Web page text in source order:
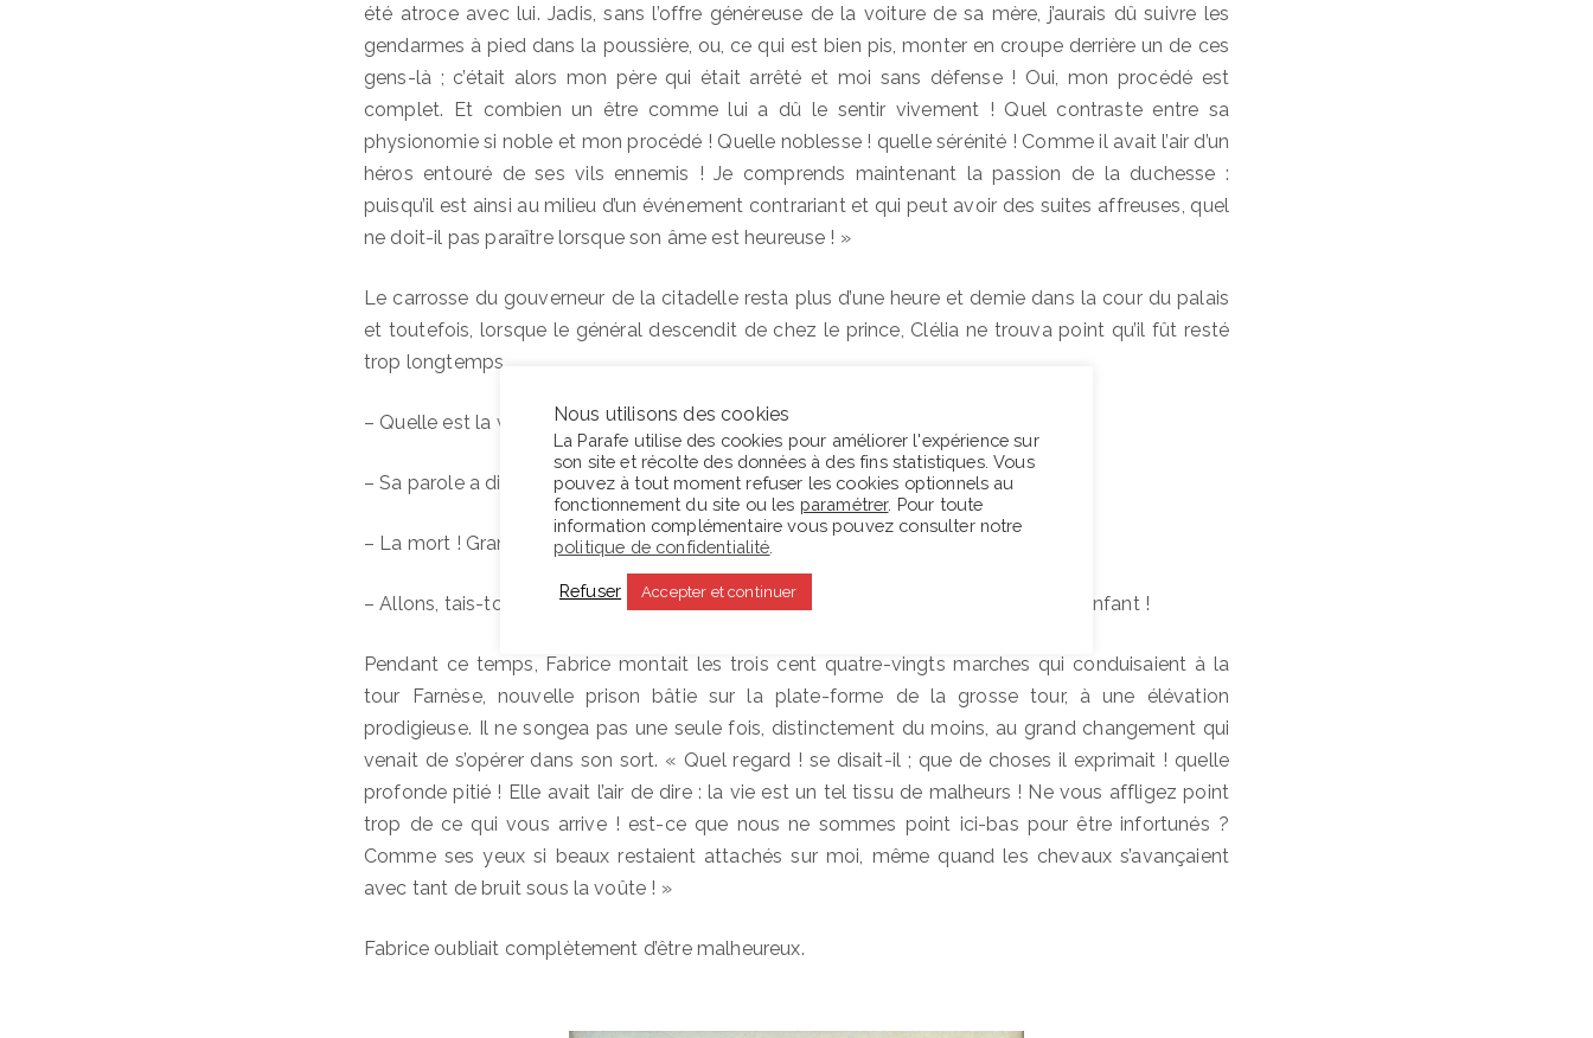
été atroce avec lui. Jadis, sans l’offre généreuse de la voiture de sa mère, j’aurais dû suivre les
gendarmes à pied dans la poussière, ou, ce qui est bien pis, monter en croupe derrière un de ces
gens-là ; c’était alors mon père qui était arrêté et moi sans défense ! Oui, mon procédé est
complet. Et combien un être comme lui a dû le sentir vivement ! Quel contraste entre sa
physionomie si noble et mon procédé ! Quelle noblesse ! quelle sérénité ! Comme il avait l’air d’un
héros entouré de ses vils ennemis ! Je comprends maintenant la passion de la duchesse :
puisqu’il est ainsi au milieu d’un événement contrariant et qui peut avoir des suites affreuses, quel
ne doit-il pas paraître lorsque son âme est heureuse ! »
Le carrosse du gouverneur de la citadelle resta plus d’une heure et demie dans la cour du palais
et toutefois, lorsque le général descendit de chez le prince, Clélia ne trouva point qu’il fût resté
trop longtemps.
– Quelle est la volonté de Son Altesse ? demanda Clélia.
– Sa parole a dit : la prison ! et son regard : la mort !
– La mort ! Grand Dieu ! s’écria Clélia.
– Allons, tais-toi ! reprit le général avec humeur ; que je suis sot de répondre à un enfant !
Pendant ce temps, Fabrice montait les trois cent quatre-vingts marches qui conduisaient à la
tour Farnèse, nouvelle prison bâtie sur la plate-forme de la grosse tour, à une élévation
prodigieuse. Il ne songea pas une seule fois, distinctement du moins, au grand changement qui
venait de s’opérer dans son sort. « Quel regard ! se disait-il ; que de choses il exprimait ! quelle
profonde pitié ! Elle avait l’air de dire : la vie est un tel tissu de malheurs ! Ne vous affligez point
trop de ce qui vous arrive ! est-ce que nous ne sommes point ici-bas pour être infortunés ?
Comme ses yeux si beaux restaient attachés sur moi, même quand les chevaux s’avançaient
avec tant de bruit sous la voûte ! »
Fabrice oubliait complètement d’être malheureux.
Nous utilisons des cookies
La Parafe utilise des cookies pour améliorer l'expérience sur
son site et récolte des données à des fins statistiques. Vous
pouvez à tout moment refuser les cookies optionnels au
fonctionnement du site ou les paramétrer. Pour toute
information complémentaire vous pouvez consulter notre
politique de confidentialité
Refuser Accepter et continuer